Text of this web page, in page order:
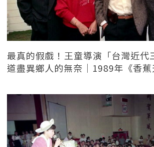
最真的假戲！王童導演「台灣近代
道盡異鄉人的無奈｜1989年《香蕉